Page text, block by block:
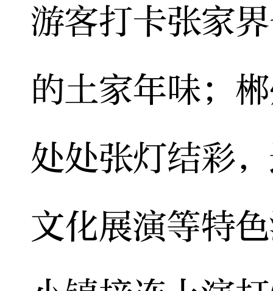
游客打卡张家
的土家年味；
处处张灯结彩
文化展演等特